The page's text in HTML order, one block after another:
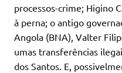
processos-crime; Higino
à perna; o antigo
Angola (BNA), Valter
umas transferências
dos Santos. E,